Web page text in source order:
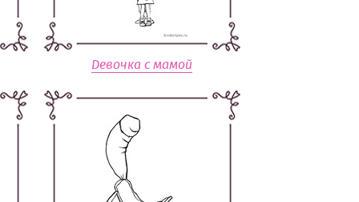
Девочка с мамой